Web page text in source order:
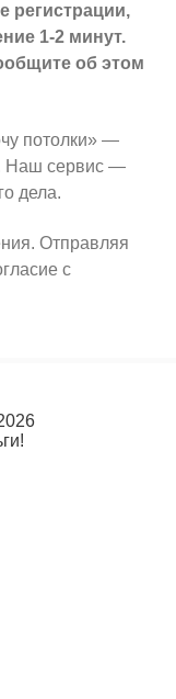
регистрации,
1-2 минут.
об этом
потолки» —
Наш сервис —
дела.
Отправляя
с